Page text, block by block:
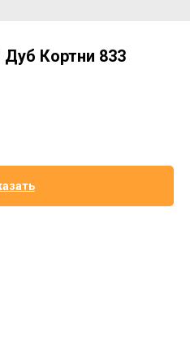
Дуб Кортни 833